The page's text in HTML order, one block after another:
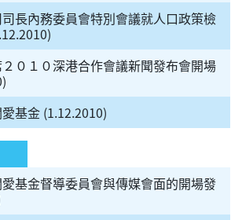
長內務委員會特別會議就人口政策檢
０１０深港合作會議新聞發布會開場
基金 (1.12.2010)
基金督導委員會與傳媒會面的開場發